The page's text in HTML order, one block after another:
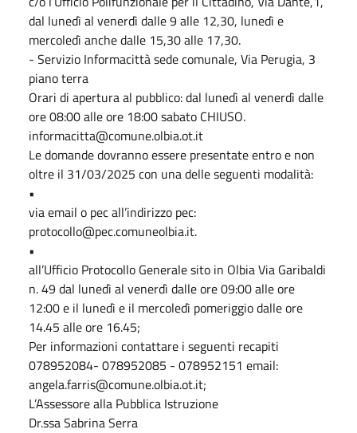
dal lunedì al venerdì dalle 9 alle 12,30, lunedì e
mercoledì anche dalle 15,30 alle 17,30.
- Servizio Informacittà sede comunale, Via Perugia, 3
piano terra
Orari di apertura al pubblico: dal lunedì al venerdì dalle
ore 08:00 alle ore 18:00 sabato CHIUSO.
informacitta@comune.olbia.ot.it
Le domande dovranno essere presentate entro e non
oltre il 31/03/2025 con una delle seguenti modalità:
•
via email o pec all’indirizzo pec:
protocollo@pec.comuneolbia.it.
•
all’Ufficio Protocollo Generale sito in Olbia Via Garibaldi
n. 49 dal lunedì al venerdì dalle ore 09:00 alle ore
12:00 e il lunedì e il mercoledì pomeriggio dalle ore
14.45 alle ore 16.45;
Per informazioni contattare i seguenti recapiti
078952084- 078952085 - 078952151 email:
angela.farris@comune.olbia.ot.it;
L’Assessore alla Pubblica Istruzione
Dr.ssa Sabrina Serra